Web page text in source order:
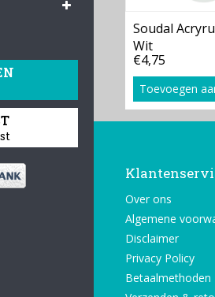
Soudal
Wit
€4,75
Toevoegen
Over ons
Algemene
Disclaimer
Privacy Policy
Betaalmethoden